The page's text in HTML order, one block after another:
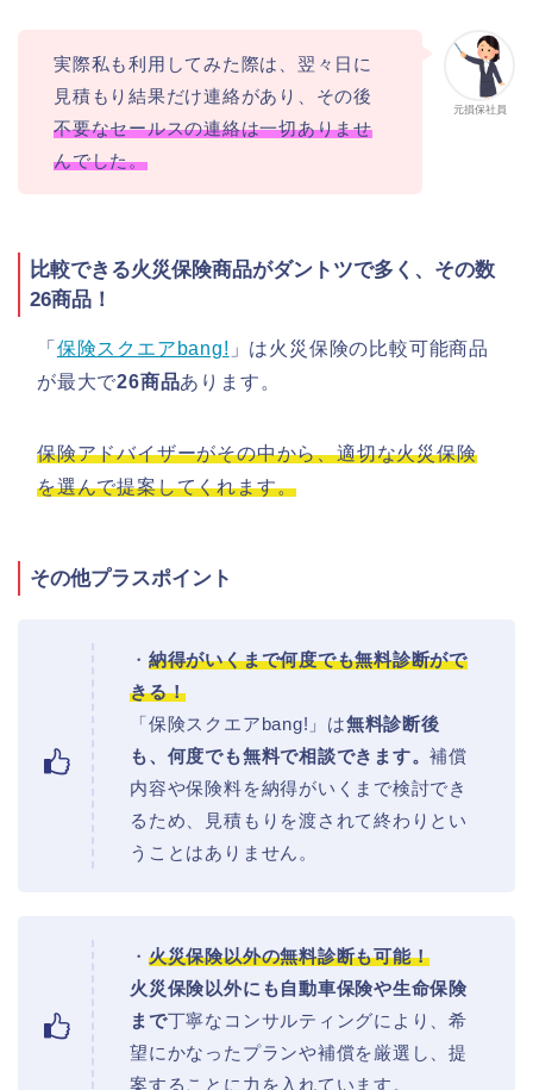
元損保社員
実際私も利用してみた際は、翌々日に
見積もり結果だけ連絡があり、その後
不要なセールスの連絡は一切ありませ
んでした。
比較できる火災保険商品がダントツで多く、その数
26商品！
「 保険スクエアbang! 」は火災保険の比較可能商品
が最大で26商品あります。
保険アドバイザーがその中から、適切な火災保険
を選んで提案してくれます。
その他プラスポイント
・ 納得がいくまで何度でも無料診断がで
きる！
「保険スクエアbang!」は無料診断後
も、何度でも無料で相談できます。補償
内容や保険料を納得がいくまで検討でき
るため、見積もりを渡されて終わりとい
うことはありません。
・ 火災保険以外の無料診断も可能！
火災保険以外にも自動車保険や生命保険
まで丁寧なコンサルティングにより、希
望にかなったプランや補償を厳選し、提
案することに力を入れています。